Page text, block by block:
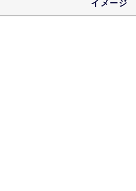
イメージ